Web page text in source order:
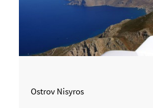
Ostrov Nisyros